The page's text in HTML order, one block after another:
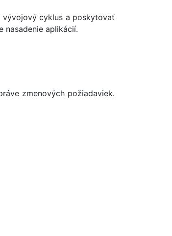
vývojový cyklus a poskytovať
nasadenie aplikácií.
zmenových požiadaviek.